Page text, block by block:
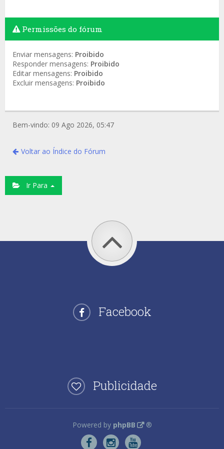
Permissões do fórum
Enviar mensagens: Proibido
Responder mensagens: Proibido
Editar mensagens: Proibido
Excluir mensagens: Proibido
Bem-vindo: 09 Ago 2026, 05:47
Voltar ao Índice do Fórum
Ir Para
Facebook
Publicidade
Powered by phpBB ®